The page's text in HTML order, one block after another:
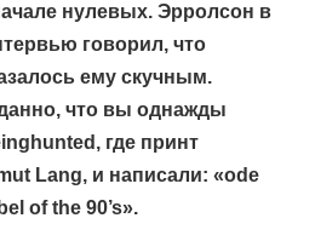
нулевых. Эрролсон в
говорил, что
ему скучным.
что вы однажды
где принт
Lang, и написали: «ode
of the 90’s».